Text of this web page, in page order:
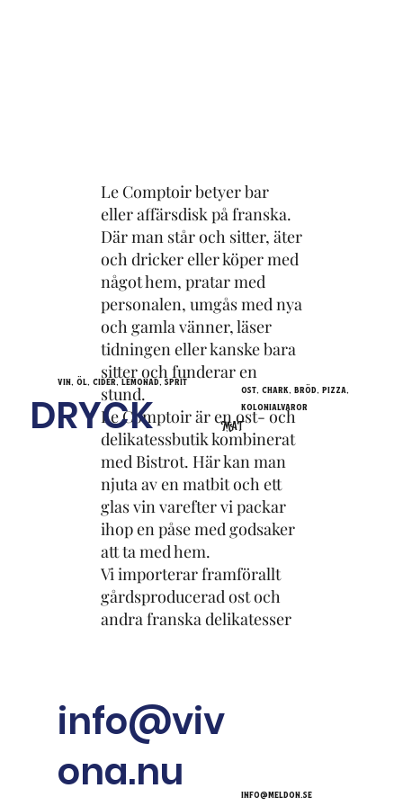
Le Comptoir betyer bar
eller affärsdisk på franska.
Där man står och sitter, äter
och dricker eller köper med
något hem, pratar med
personalen, umgås med nya
och gamla vänner, läser
tidningen eller kanske bara
sitter och funderar en
stund.
Le Comptoir är en ost- och
delikatessbutik kombinerat
med Bistrot. Här kan man
njuta av en matbit och ett
glas vin varefter vi packar
ihop en påse med godsaker
att ta med hem.
Vi importerar framförallt
gårdsproducerad ost och
andra franska delikatesser
ost, chark, bröd, pizza,
kolonialvaror
MAT
info@meldon.se
vin, öl, cider, lemonad, sprit
DRYCK
info@viv
ona.nu